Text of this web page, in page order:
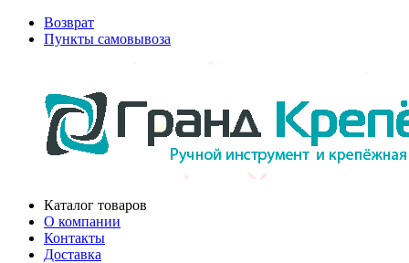
Возврат
Пункты самовывоза
Каталог товаров
О компании
Контакты
Доставка